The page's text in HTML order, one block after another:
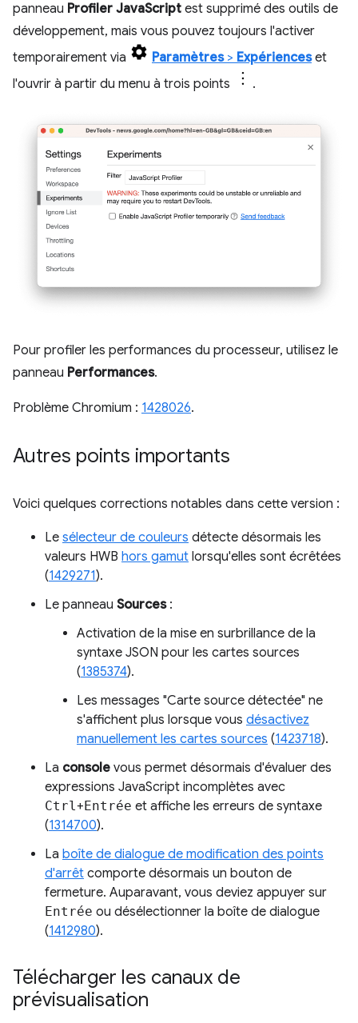
panneau Profiler JavaScript est supprimé des outils de
développement, mais vous pouvez toujours l'activer
temporairement via
Paramètres> Expérienceset
l'ouvrir à partir du menu à trois points
.
Pour profiler les performances du processeur, utilisez le
panneau Performances.
Problème Chromium : 1428026.
Autres points importants
Voici quelques corrections notables dans cette version :
Le sélecteur de couleurs détecte désormais les
valeurs HWB hors gamut lorsqu'elles sont écrêtées
(1429271).
Le panneau Sources:
Activation de la mise en surbrillance de la
syntaxe JSON pour les cartes sources
(1385374).
Les messages "Carte source détectée" ne
s'affichent plus lorsque vous désactivez
manuellement les cartes sources (1423718).
La console vous permet désormais d'évaluer des
expressions JavaScript incomplètes avec
Ctrl+ Entrée et affiche les erreurs de syntaxe
(1314700).
La boîte de dialogue de modification des points
d'arrêt comporte désormais un bouton de
fermeture. Auparavant, vous deviez appuyer sur
Entrée ou désélectionner la boîte de dialogue
(1412980).
Télécharger les canaux de
prévisualisation